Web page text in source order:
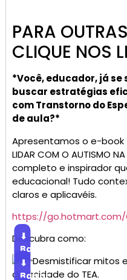
PARA
CLIQUE NOS
*Você, educador, já
buscar estratégias
com Transtorno do
de aula?*
Apresentamos o e-book
LIDAR COM O AUTISMO
completo e inspirador
educacional! Tudo
claros e aplicavéis.
https://go.hotmart.com/
Descubra como:
⬇
Baixar
Desmistificar mitos
diversidade do TEA.
⬇
Baixar